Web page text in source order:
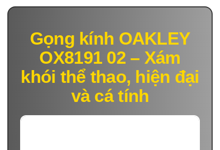
Gọng kính OAKLEY
OX8191 02 – Xám
khói thể thao, hiện đại
và cá tính